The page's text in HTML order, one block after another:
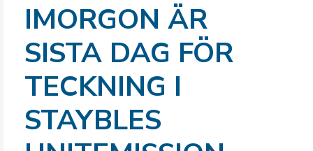
IMORGON ÄR
SISTA DAG FÖR
TECKNING I
STAYBLES